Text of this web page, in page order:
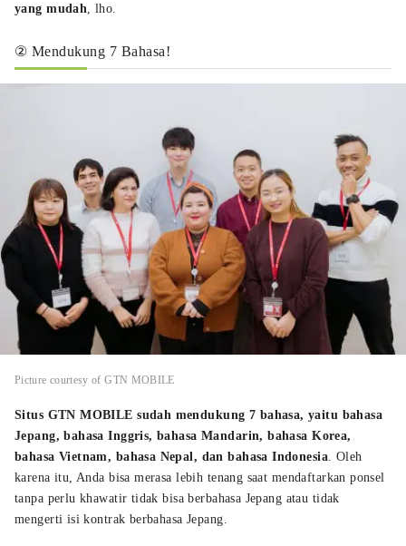
yang mudah , lho.
② Mendukung 7 Bahasa!
Picture courtesy of GTN MOBILE
Situs GTN MOBILE sudah mendukung 7 bahasa, yaitu bahasa
Jepang, bahasa Inggris, bahasa Mandarin, bahasa Korea,
bahasa Vietnam, bahasa Nepal, dan bahasa Indonesia . Oleh
karena itu, Anda bisa merasa lebih tenang saat mendaftarkan ponsel
tanpa perlu khawatir tidak bisa berbahasa Jepang atau tidak
mengerti isi kontrak berbahasa Jepang.